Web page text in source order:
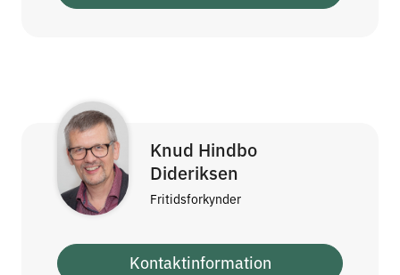
Knud Hindbo
Dideriksen
Fritidsforkynder
Kontaktinformation